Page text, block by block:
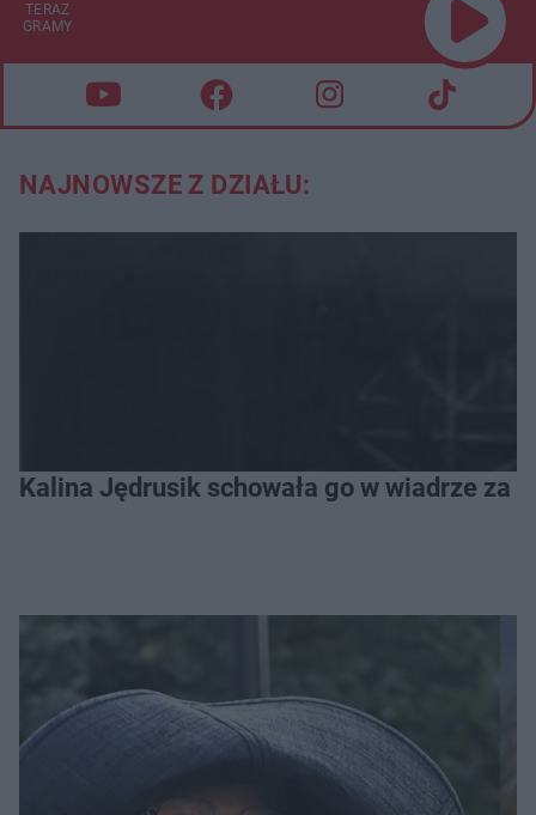
TERAZ
GRAMY
NAJNOWSZE Z DZIAŁU:
Kalina Jędrusik schowała go w wiadrze za